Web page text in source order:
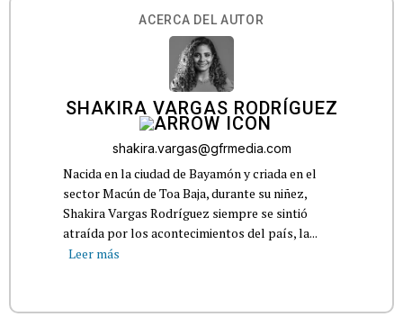
ACERCA DEL AUTOR
SHAKIRA VARGAS RODRÍGUEZ
shakira.vargas@gfrmedia.com
Nacida en la ciudad de Bayamón y criada en el
sector Macún de Toa Baja, durante su niñez,
Shakira Vargas Rodríguez siempre se sintió
atraída por los acontecimientos del país, la...
Leer más